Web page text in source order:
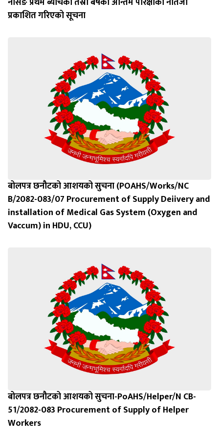
प्रकाशित गरिएको सूचना
बोलपत्र छनौटको आशयको सुचना (POAHS/Works/NC
B/2082-083/07 Procurement of Supply Deiivery and
installation of Medical Gas System (Oxygen and
Vaccum) in HDU, CCU)
बोलपत्र छनौटको आशयको सुचना-PoAHS/Helper/N CB-
51/2082-083 Procurement of Supply of Helper
Workers